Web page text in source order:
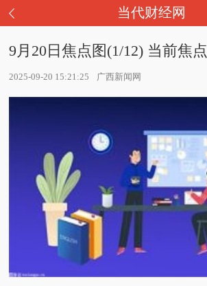
当代财经网
9月20日焦点图(1/12) 当前焦点
2025-09-20 15:21:25 广西新闻网